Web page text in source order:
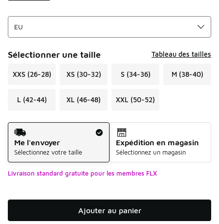
Sélectionner une taille Tableau des tailles
XXS (26-28) XS (30-32) S (34-36) M (38-40)
L (42-44) XL (46-48) XXL (50-52)
Mode d'expédition
Me l'envoyer
Sélectionnez votre taille
Expédition en magasin
Sélectionnez un magasin
Livraison standard gratuite pour les membres FLX
Ajouter au panier